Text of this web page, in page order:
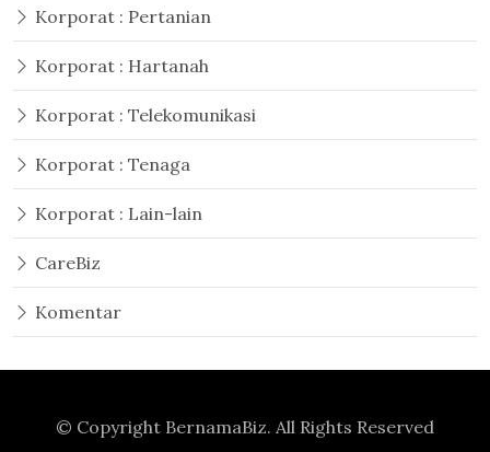
Korporat : Pertanian
Korporat : Hartanah
Korporat : Telekomunikasi
Korporat : Tenaga
Korporat : Lain-lain
CareBiz
Komentar
© Copyright BernamaBiz. All Rights Reserved